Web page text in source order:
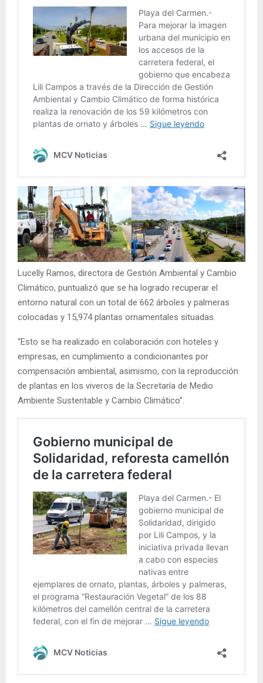
Lucelly Ramos, directora de Gestión Ambiental y Cambio
Climático, puntualizó que se ha logrado recuperar el
entorno natural con un total de 662 árboles y palmeras
colocadas y 15,974 plantas ornamentales situadas.
“Esto se ha realizado en colaboración con hoteles y
empresas, en cumplimiento a condicionantes por
compensación ambiental, asimismo, con la reproducción
de plantas en los viveros de la Secretaría de Medio
Ambiente Sustentable y Cambio Climático”.